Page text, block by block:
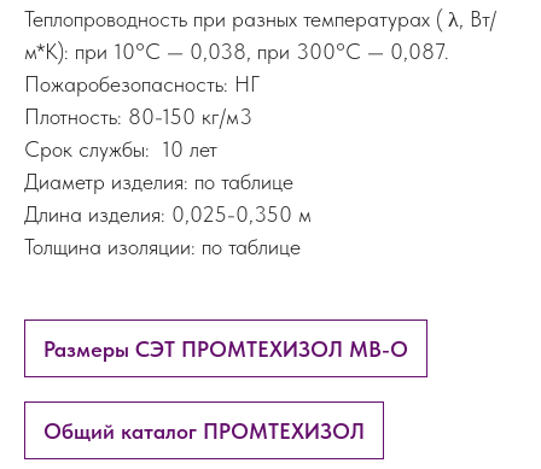
Теплопроводность при разных температурах ( λ, Вт/
м*К): при 10°C — 0,038, при 300°C — 0,087.
Пожаробезопасность: НГ
Плотность: 80-150 кг/м3
Срок службы: 10 лет
Диаметр изделия: по таблице
Длина изделия: 0,025-0,350 м
Толщина изоляции: по таблице
Размеры СЭТ ПРОМТЕХИЗОЛ МВ-О
Общий каталог ПРОМТЕХИЗОЛ